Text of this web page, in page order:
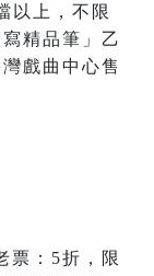
以上，不限
精品筆」乙
戲曲中心售
票：5折，限